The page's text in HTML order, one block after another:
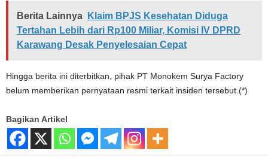
Berita Lainnya
Klaim BPJS Kesehatan Diduga
Tertahan Lebih dari Rp100 Miliar, Komisi IV DPRD
Karawang Desak Penyelesaian Cepat
Hingga berita ini diterbitkan, pihak PT Monokem Surya Factory
belum memberikan pernyataan resmi terkait insiden tersebut.(*)
Bagikan Artikel